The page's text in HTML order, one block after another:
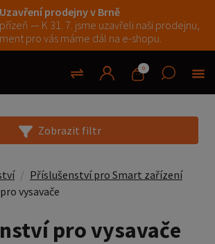
Uzavření prodejny v Brně
— K 31. 7. jsme uzavřeli naši prodejnu,
pro vás máme dál na e-shopu.
0
Zobrazit filtr
Příslušenství pro Smart zařízení
vysavače
pro vysavače